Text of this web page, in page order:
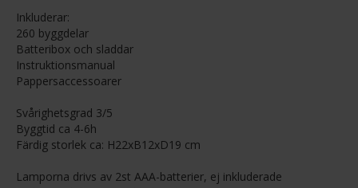
Inkluderar:
260 byggdelar
Batteribox och sladdar
Instruktionsmanual
Pappersaccessoarer
Svårighetsgrad 3/5
Byggtid ca 4-6h
Färdig storlek ca: H22xB12xD19 cm
Lamporna drivs av 2st AAA-batterier, ej inkluderade